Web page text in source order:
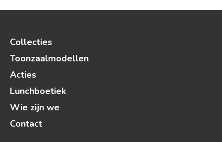
Collecties
Toonzaalmodellen
Acties
Lunchboetiek
Wie zijn we
Contact